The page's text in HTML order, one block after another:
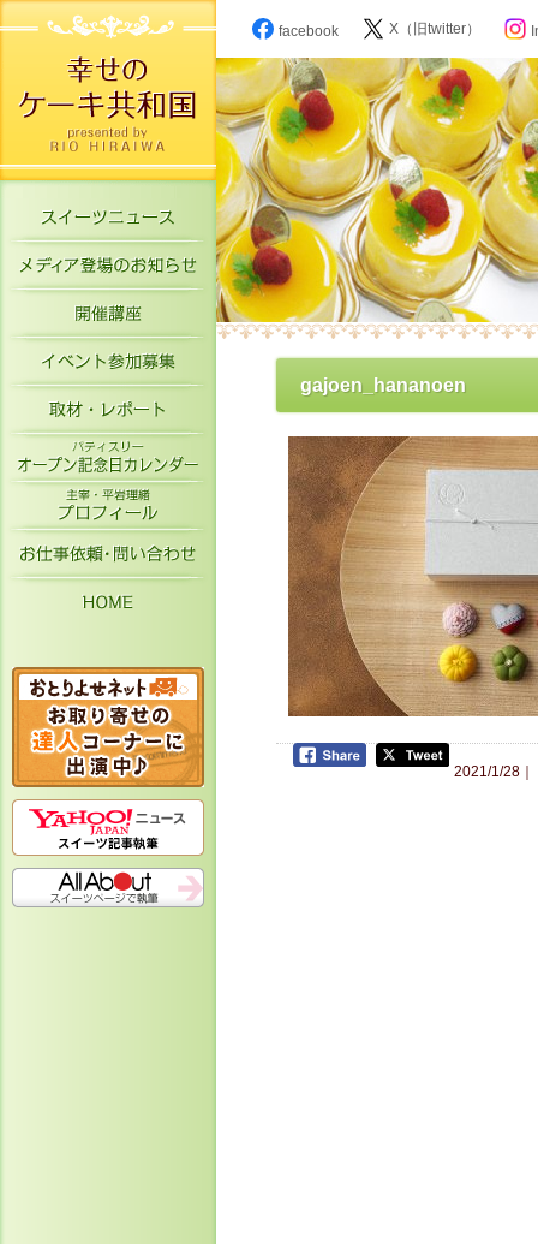
スイーツニュース
メディア登場のお知らせ
開催講座
イベント参加募集
取材・レポート
パティスリーオープン記念日カレン
主宰・平岩理緒プロフィール
お仕事依頼・お問い合わせ
facebook X（旧twitter）
gajoen_hananoen
2021/1/28｜